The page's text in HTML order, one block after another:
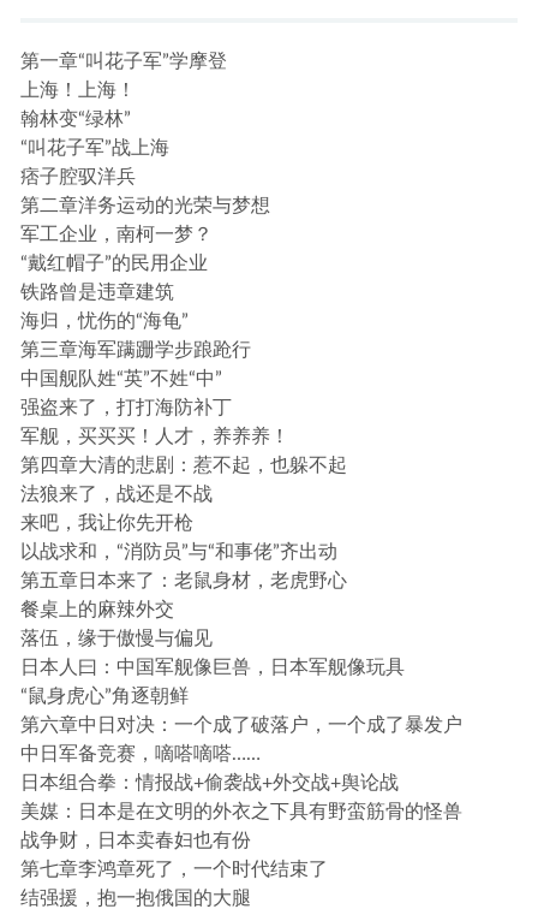
第一章“叫花子军”学摩登
上海！上海！
翰林变“绿林”
“叫花子军”战上海
痞子腔驭洋兵
第二章洋务运动的光荣与梦想
军工企业，南柯一梦？
“戴红帽子”的民用企业
铁路曾是违章建筑
海归，忧伤的“海龟”
第三章海军蹒跚学步踉跄行
中国舰队姓“英”不姓“中”
强盗来了，打打海防补丁
军舰，买买买！人才，养养养！
第四章大清的悲剧：惹不起，也躲不起
法狼来了，战还是不战
来吧，我让你先开枪
以战求和，“消防员”与“和事佬”齐出动
第五章日本来了：老鼠身材，老虎野心
餐桌上的麻辣外交
落伍，缘于傲慢与偏见
日本人曰：中国军舰像巨兽，日本军舰像玩具
“鼠身虎心”角逐朝鲜
第六章中日对决：一个成了破落户，一个成了暴发户
中日军备竞赛，嘀嗒嘀嗒……
日本组合拳：情报战+偷袭战+外交战+舆论战
美媒：日本是在文明的外衣之下具有野蛮筋骨的怪兽
战争财，日本卖春妇也有份
第七章李鸿章死了，一个时代结束了
结强援，抱一抱俄国的大腿